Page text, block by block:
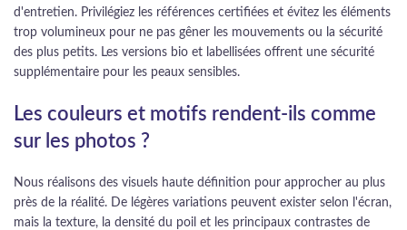
d'entretien. Privilégiez les références certifiées et évitez les éléments
trop volumineux pour ne pas gêner les mouvements ou la sécurité
des plus petits. Les versions bio et labellisées offrent une sécurité
supplémentaire pour les peaux sensibles.
Les couleurs et motifs rendent-ils comme
sur les photos ?
Nous réalisons des visuels haute définition pour approcher au plus
près de la réalité. De légères variations peuvent exister selon l'écran,
mais la texture, la densité du poil et les principaux contrastes de